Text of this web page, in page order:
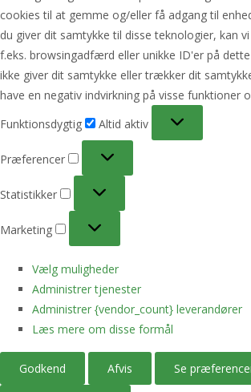
cookies til at gemme og/eller få adgang til
du giver dit samtykke til disse teknologier, kan
f.eks. browsingadfærd eller unikke ID'er på
ikke giver dit samtykke eller trækker dit
have en negativ indvirkning på visse funktioner
Funktionsdygtig
Altid aktiv
Præferencer
Statistikker
Marketing
Vælg muligheder
Administrer tjenester
Administrer {vendor_count} leverandører
Læs mere om disse formål
Godkend Afvis Se